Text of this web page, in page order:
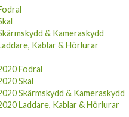
& Kameraskydd
Kablar & Hörlurar
Fodral
Skal
Skärmskydd & Kameraskydd
Laddare, Kablar & Hörlurar